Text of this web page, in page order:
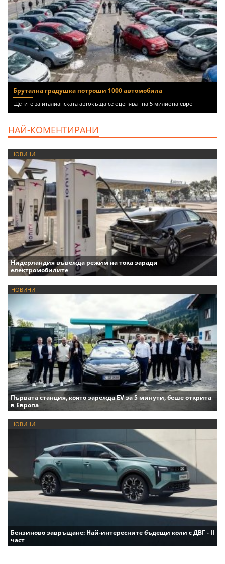
Брутална градушка потроши 1000 автомобила
Щетите за италианската автокъща се оценяват на 5 милиона евро
НАЙ-КОМЕНТИРАНИ
НОВИНИ
Нидерландия въвежда режим на тока заради
електромобилите
НОВИНИ
Първата станция, която зарежда EV за 5 минути, беше открита
в Европа
НОВИНИ
Бензиново завръщане: Най-интересните бъдещи коли с ДВГ - II
част